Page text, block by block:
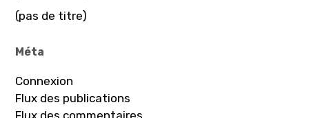
(pas de titre)
Méta
Connexion
Flux des publications